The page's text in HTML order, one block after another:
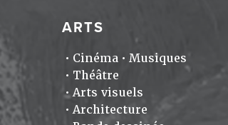
ARTS
Cinéma
Musiques
Théâtre
Arts visuels
Architecture